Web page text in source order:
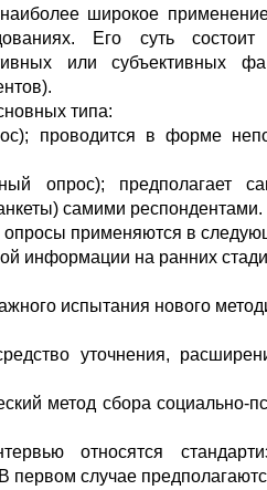
широкое
Его суть
или субъективных
типа:
проводится в форме
опрос); предполагает
самими респондентами.
опросы применяются в
информации на ранних
испытания нового
уточнения,
метод сбора социально-
относятся
первом случае